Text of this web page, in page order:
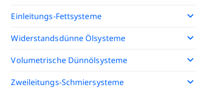
Einleitungs-Fettsysteme
Widerstandsdünne Ölsysteme
Volumetrische Dünnölsysteme
Zweileitungs-Schmiersysteme